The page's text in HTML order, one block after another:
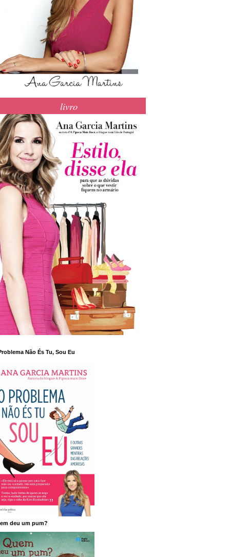
livro
Não És Tu, Sou Eu
deu um pum?